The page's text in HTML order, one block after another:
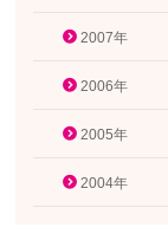
2007年
2006年
2005年
2004年